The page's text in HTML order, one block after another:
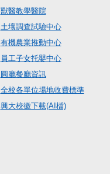
獸醫教學醫院
土壤調查試驗中心
有機農業推動中心
員工子女托嬰中心
圓廳餐廳資訊
全校各單位場地收費標準
興大校徽下載(AI檔)